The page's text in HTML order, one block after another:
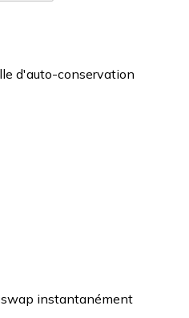
d'auto-conservation
instantanément